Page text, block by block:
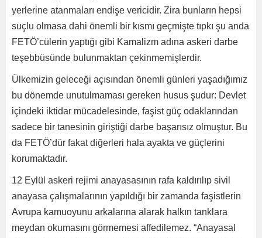
yerlerine atanmaları endişe vericidir. Zira bunların hepsi
suçlu olmasa dahi önemli bir kısmı geçmişte tıpkı şu anda
FETÖ’cülerin yaptığı gibi Kamalizm adına askeri darbe
teşebbüsünde bulunmaktan çekinmemişlerdir.
Ülkemizin geleceği açısından önemli günleri yaşadığımız
bu dönemde unutulmaması gereken husus şudur: Devlet
içindeki iktidar mücadelesinde, faşist güç odaklarından
sadece bir tanesinin giriştiği darbe başarısız olmuştur. Bu
da FETÖ’dür fakat diğerleri hala ayakta ve güçlerini
korumaktadır.
12 Eylül askeri rejimi anayasasının rafa kaldırılıp sivil
anayasa çalışmalarının yapıldığı bir zamanda faşistlerin
Avrupa kamuoyunu arkalarına alarak halkın tanklara
meydan okumasını görmemesi affedilemez. “Anayasal